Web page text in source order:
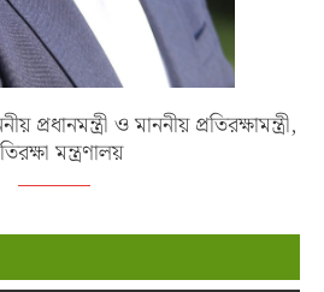
ও মাননীয় প্রতিরক্ষামন্ত্রী,
মন্ত্রণালয়